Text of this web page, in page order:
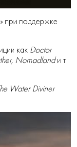
при поддержке
как Doctor
Nomadlandи т.
Water Diviner